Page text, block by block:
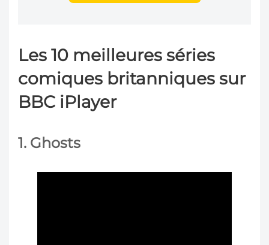
Les 10 meilleures séries
comiques britanniques sur
BBC iPlayer
1. Ghosts